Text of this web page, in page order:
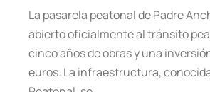
La pasarela peatonal de Padre
abierto oficialmente al tránsito
cinco años de obras y una
euros. La infraestructura,